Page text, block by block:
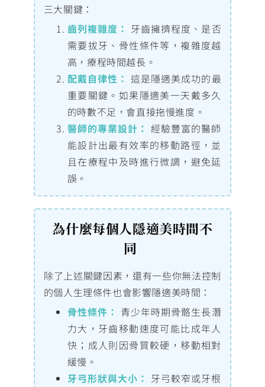
三大關鍵：
齒列複雜度： 牙齒擁擠程度、是否
需要拔牙、骨性條件等，複雜度越
高，療程時間越長。
配戴自律性： 這是隱適美成功的最
重要關鍵。如果隱適美一天戴多久
的時數不足，會直接拖慢進度。
醫師的專業設計： 經驗豐富的醫師
能設計出最有效率的移動路徑，並
且在療程中及時進行微調，避免延
誤。
為什麼每個人隱適美時間不
同
除了上述關鍵因素，還有一些你無法控制
的個人生理條件也會影響隱適美時間：
骨性條件： 青少年時期骨骼生長潛
力大，牙齒移動速度可能比成年人
快；成人則因骨質較硬，移動相對
緩慢。
牙弓形狀與大小： 牙弓較窄或牙根